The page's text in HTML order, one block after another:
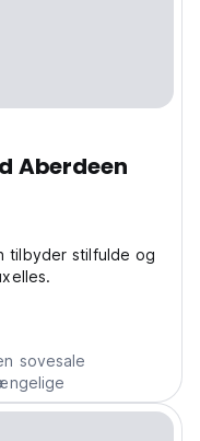
Aberdeen
tilbyder stilfulde og
sovesale